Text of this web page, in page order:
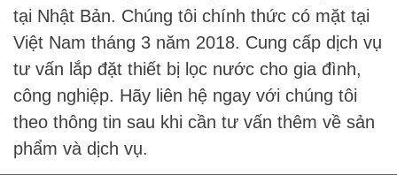
tại Nhật Bản. Chúng tôi chính thức có mặt tại
Việt Nam tháng 3 năm 2018. Cung cấp dịch vụ
tư vấn lắp đặt thiết bị lọc nước cho gia đình,
công nghiệp. Hãy liên hệ ngay với chúng tôi
theo thông tin sau khi cần tư vấn thêm về sản
phẩm và dịch vụ.